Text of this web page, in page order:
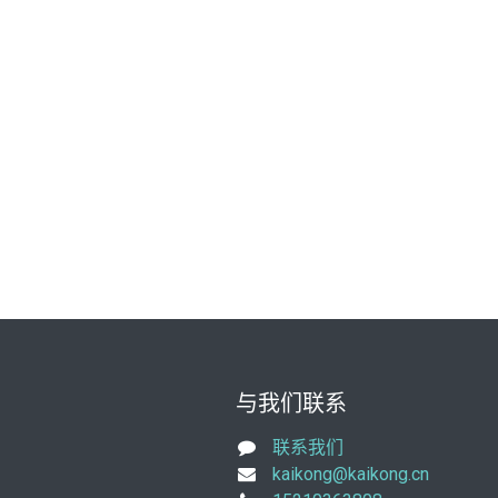
与我们联系
联系我们
kaikong@kaikong.cn